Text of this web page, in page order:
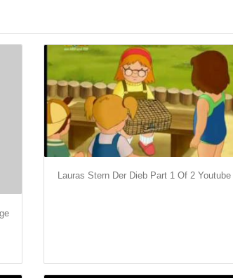
Lauras Stern Der Dieb Part 1 Of 2 Youtube